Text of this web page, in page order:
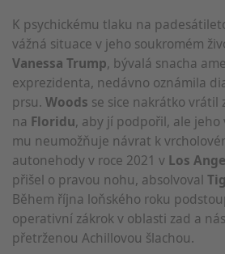
K psychickému tlaku na
vážná situace v jeho soukromém
Vanessa Trump, bývalá snacha
exprezidenta, nedávno oznámila
prsu. Woods se sice nakrátko vrátil
na Floridu, aby jí podpořil, ale
mu neumožňuje návrat k
autonehody v roce 2021 v Los
přišel o pravou nohu, absolvoval
Během října loňského roku
operativní zákrok v oblasti zad a
přetrženou Achillovou šlachou.